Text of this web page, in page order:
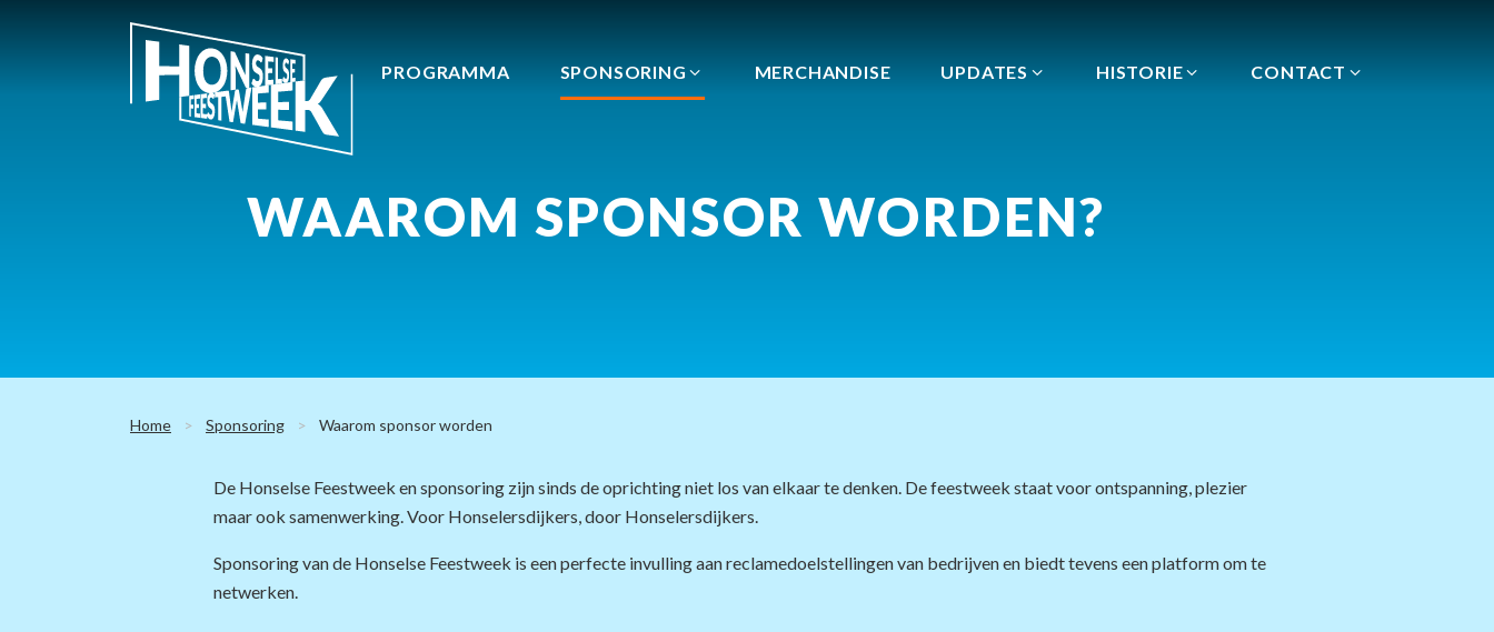
PROGRAMMA SPONSORING MERCHANDISE UPDATES HISTORIE CONTACT
WAAROM SPONSOR WORDEN?
Home Sponsoring Waarom sponsor worden
De Honselse Feestweek en sponsoring zijn sinds de oprichting niet los van elkaar te denken. De feestweek staat voor ontspanning, plezier
maar ook samenwerking. Voor Honselersdijkers, door Honselersdijkers.
Sponsoring van de Honselse Feestweek is een perfecte invulling aan reclamedoelstellingen van bedrijven en biedt tevens een platform om te
netwerken.